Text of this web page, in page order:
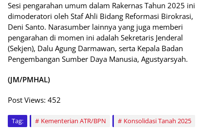
Sesi pengarahan umum dalam Rakernas Tahun 2025 ini
dimoderatori oleh Staf Ahli Bidang Reformasi Birokrasi,
Deni Santo. Narasumber lainnya yang juga memberi
pengarahan di momen ini adalah Sekretaris Jenderal
(Sekjen), Dalu Agung Darmawan, serta Kepala Badan
Pengembangan Sumber Daya Manusia, Agustyarsyah.
(JM/PMHAL)
Post Views: 452
Tag: Kementerian ATR/BPN Konsolidasi Tanah 2025